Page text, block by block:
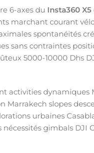
6-axes du Insta360 X5
marchant courant
spontanéités
sans contraintes
5000-10000 Dhs
activities dynamiques
slopes
urbaines
nécessités gimbals